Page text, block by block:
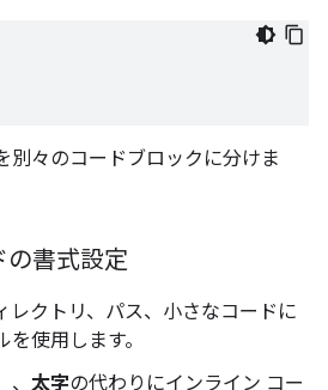
別々のコードブロックに分けま
の書式設定
レクトリ、パス、小さなコードに
使用します。
太字の代わりにインライン コー